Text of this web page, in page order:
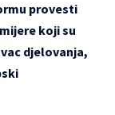
provesti
koji su
djelovanja,